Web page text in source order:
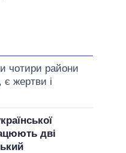
чотири райони
жертви і
дві